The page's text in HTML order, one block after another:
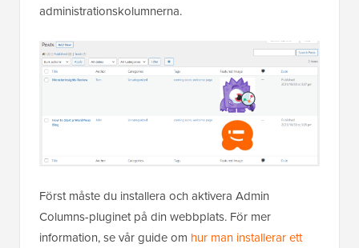
administrationskolumnerna.
Först måste du installera och aktivera Admin
Columns-pluginet på din webbplats. För mer
information, se vår guide om hur man installerar ett